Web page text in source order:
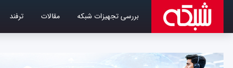
بررسی تجهیزات شبکه مقالات ترفند